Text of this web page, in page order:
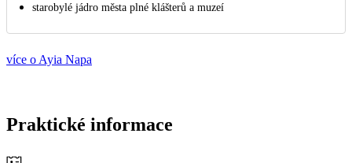
starobylé jádro města plné klášterů a muzeí
více o Ayia Napa
Praktické informace